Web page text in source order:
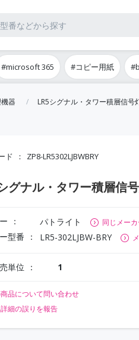
#microsoft 365 #コピー用紙
器 LR5シグナル・タワー積層信
ド ZP8-LR5302LJBWBRY
グナル・タワー積層信
パトライト 同じメー
型番 LR5-302LJBW-BRY
単位 1
品について問い合わせ
細の誤りを報告